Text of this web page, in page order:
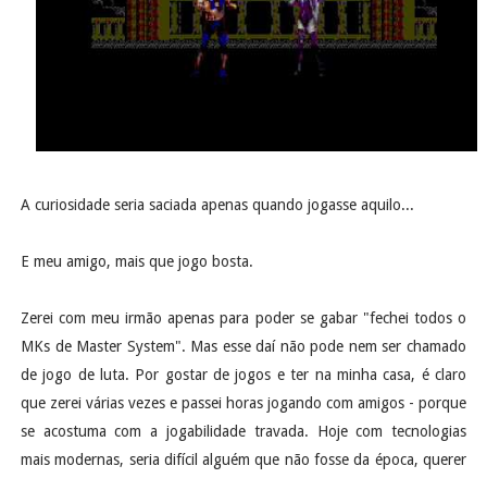
A curiosidade seria saciada apenas quando jogasse aquilo...
E meu amigo, mais que jogo bosta.
Zerei com meu irmão apenas para poder se gabar "fechei todos o
MKs de Master System". Mas esse daí não pode nem ser chamado
de jogo de luta. Por gostar de jogos e ter na minha casa, é claro
que zerei várias vezes e passei horas jogando com amigos - porque
se acostuma com a jogabilidade travada. Hoje com tecnologias
mais modernas, seria difícil alguém que não fosse da época, querer